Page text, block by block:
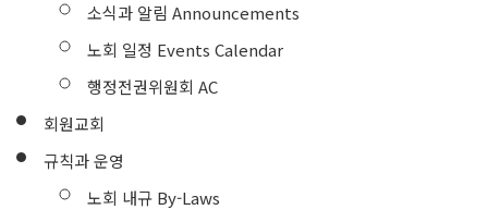
소식과 알림 Announcements
노회 일정 Events Calendar
행정전권위원회 AC
회원교회
규칙과 운영
노회 내규 By-Laws